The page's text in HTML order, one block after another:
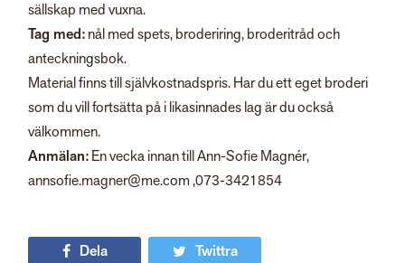
sällskap med vuxna.
Tag med:nål med spets, broderiring, broderitråd och
anteckningsbok.
Material finns till självkostnadspris. Har du ett eget broderi
som du vill fortsätta på i likasinnades lag är du också
välkommen.
Anmälan:En vecka innan till Ann-Sofie Magnér,
annsofie.magner@me.com ,073-3421854
Dela
Twittra